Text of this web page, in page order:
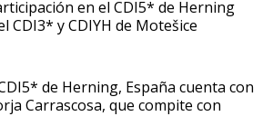
en el CDI5* de Herning
CDI3* y CDIYH de Motešice
de Herning, España cuenta con
Carrascosa, que compite con